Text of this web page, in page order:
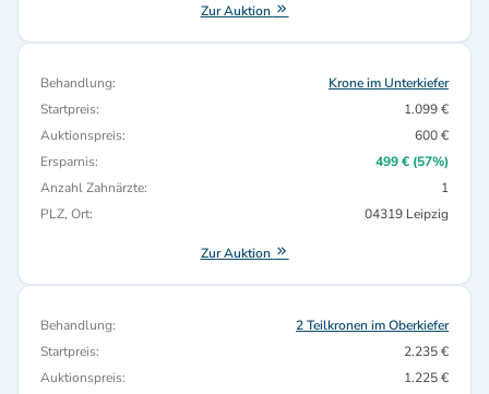
Zur Auktion
Behandlung:
Krone im Unterkiefer
Startpreis:
1.099 €
Auktionspreis:
600 €
Ersparnis:
499 € (57%)
Anzahl Zahnärzte:
1
PLZ, Ort:
04319 Leipzig
Zur Auktion
Behandlung:
2 Teilkronen im Oberkiefer
Startpreis:
2.235 €
Auktionspreis:
1.225 €